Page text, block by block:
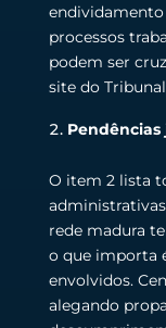
endividamento
processos
podem ser
site do
Pendências
O item 2 lista
rede madura
o que importa
envolvidos.
alegando